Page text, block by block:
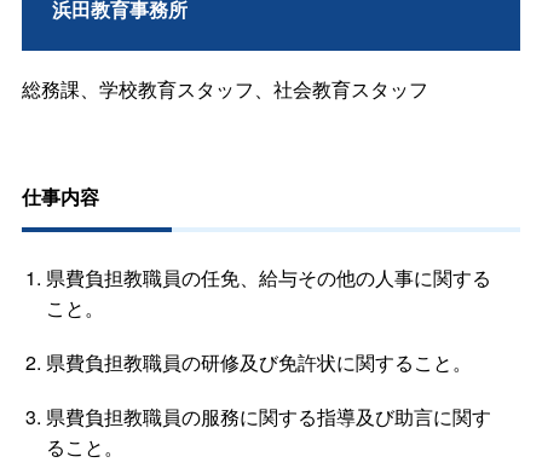
浜田教育事務所
総務課、学校教育スタッフ、社会教育スタッフ
仕事内容
県費負担教職員の任免、給与その他の人事に関する
こと。
県費負担教職員の研修及び免許状に関すること。
県費負担教職員の服務に関する指導及び助言に関す
ること。